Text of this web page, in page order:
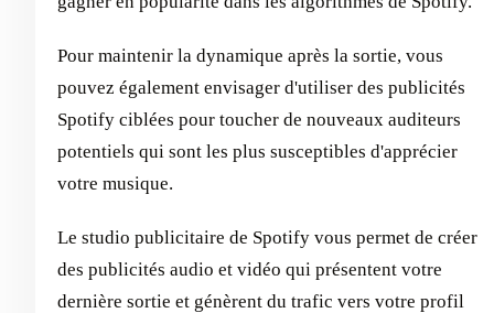
Pour maintenir la dynamique après la sortie, vous
pouvez également envisager d'utiliser des publicités
Spotify ciblées pour toucher de nouveaux auditeurs
potentiels qui sont les plus susceptibles d'apprécier
votre musique.
Le studio publicitaire de Spotify vous permet de créer
des publicités audio et vidéo qui présentent votre
dernière sortie et génèrent du trafic vers votre profil